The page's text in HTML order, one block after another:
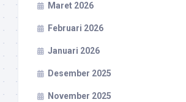
Maret 2026
Februari 2026
Januari 2026
Desember 2025
November 2025